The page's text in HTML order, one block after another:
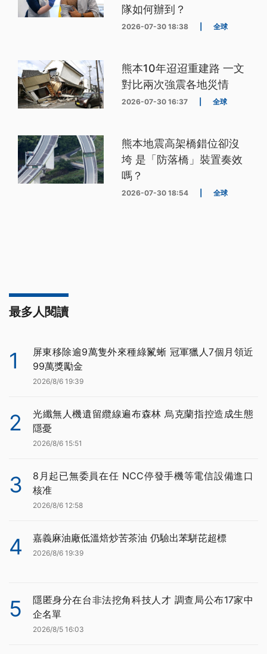
隊如何辦到？
2026-07-30 18:38 全球
熊本10年迢迢重建路 一文
對比兩次強震各地災情
2026-07-30 16:37 全球
熊本地震高架橋錯位卻沒
垮 是「防落橋」裝置奏效
嗎？
2026-07-30 18:54 全球
最多人閱讀
1
屏東移除逾9萬隻外來種綠鬣蜥 冠軍獵人7個月領近
99萬獎勵金
2026/8/6 19:39
2
光纖無人機遺留纜線遍布森林 烏克蘭指控造成生態
隱憂
2026/8/6 15:51
3
8月起已無委員在任 NCC停發手機等電信設備進口
核准
2026/8/6 12:58
4 嘉義麻油廠低溫焙炒苦茶油 仍驗出苯駢芘超標
2026/8/6 19:39
5
隱匿身分在台非法挖角科技人才 調查局公布17家中
企名單
2026/8/5 16:03